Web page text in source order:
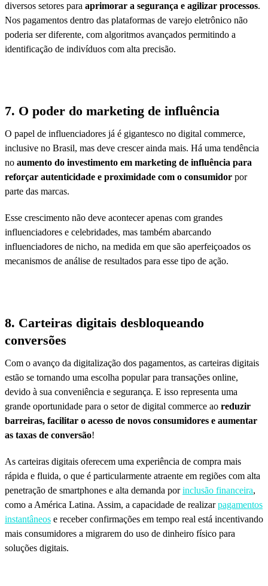
diversos setores para aprimorar a segurança e agilizar processos.
Nos pagamentos dentro das plataformas de varejo eletrônico não
poderia ser diferente, com algoritmos avançados permitindo a
identificação de indivíduos com alta precisão.
7. O poder do marketing de influência
O papel de influenciadores já é gigantesco no digital commerce,
inclusive no Brasil, mas deve crescer ainda mais. Há uma tendência
no aumento do investimento em marketing de influência para
reforçar autenticidade e proximidade com o consumidor por
parte das marcas.
Esse crescimento não deve acontecer apenas com grandes
influenciadores e celebridades, mas também abarcando
influenciadores de nicho, na medida em que são aperfeiçoados os
mecanismos de análise de resultados para esse tipo de ação.
8. Carteiras digitais desbloqueando
conversões
Com o avanço da digitalização dos pagamentos, as carteiras digitais
estão se tornando uma escolha popular para transações online,
devido à sua conveniência e segurança. E isso representa uma
grande oportunidade para o setor de digital commerce ao reduzir
barreiras, facilitar o acesso de novos consumidores e aumentar
as taxas de conversão!
As carteiras digitais oferecem uma experiência de compra mais
rápida e fluida, o que é particularmente atraente em regiões com alta
penetração de smartphones e alta demanda porinclusão financeira,
como a América Latina. Assim, a capacidade de realizarpagamentos
instantâneos e receber confirmações em tempo real está incentivando
mais consumidores a migrarem do uso de dinheiro físico para
soluções digitais.